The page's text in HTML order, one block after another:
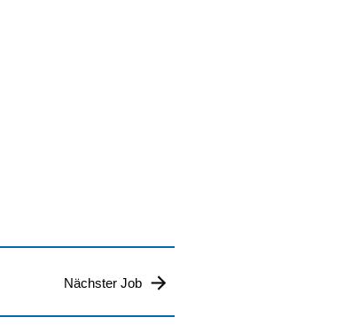
Nächster Job